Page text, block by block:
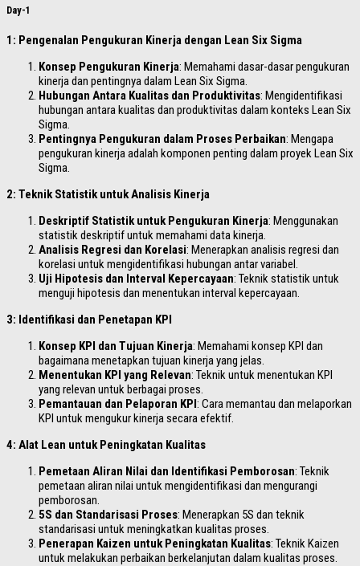
Day-1
1: Pengenalan Pengukuran Kinerja dengan Lean Six Sigma
Konsep Pengukuran Kinerja: Memahami dasar-dasar pengukuran
kinerja dan pentingnya dalam Lean Six Sigma.
Hubungan Antara Kualitas dan Produktivitas: Mengidentifikasi
hubungan antara kualitas dan produktivitas dalam konteks Lean Six
Sigma.
Pentingnya Pengukuran dalam Proses Perbaikan: Mengapa
pengukuran kinerja adalah komponen penting dalam proyek Lean Six
Sigma.
2: Teknik Statistik untuk Analisis Kinerja
Deskriptif Statistik untuk Pengukuran Kinerja: Menggunakan
statistik deskriptif untuk memahami data kinerja.
Analisis Regresi dan Korelasi: Menerapkan analisis regresi dan
korelasi untuk mengidentifikasi hubungan antar variabel.
Uji Hipotesis dan Interval Kepercayaan: Teknik statistik untuk
menguji hipotesis dan menentukan interval kepercayaan.
3: Identifikasi dan Penetapan KPI
Konsep KPI dan Tujuan Kinerja: Memahami konsep KPI dan
bagaimana menetapkan tujuan kinerja yang jelas.
Menentukan KPI yang Relevan: Teknik untuk menentukan KPI
yang relevan untuk berbagai proses.
Pemantauan dan Pelaporan KPI: Cara memantau dan melaporkan
KPI untuk mengukur kinerja secara efektif.
4: Alat Lean untuk Peningkatan Kualitas
Pemetaan Aliran Nilai dan Identifikasi Pemborosan: Teknik
pemetaan aliran nilai untuk mengidentifikasi dan mengurangi
pemborosan.
5S dan Standarisasi Proses: Menerapkan 5S dan teknik
standarisasi untuk meningkatkan kualitas proses.
Penerapan Kaizen untuk Peningkatan Kualitas: Teknik Kaizen
untuk melakukan perbaikan berkelanjutan dalam kualitas proses.